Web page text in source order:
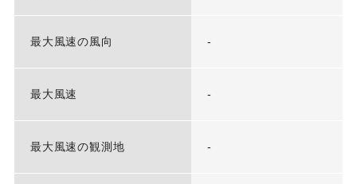
最大風速の風向 -
最大風速 -
最大風速の観測地 -